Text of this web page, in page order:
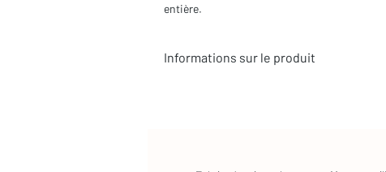
entière.
Informations sur le produit